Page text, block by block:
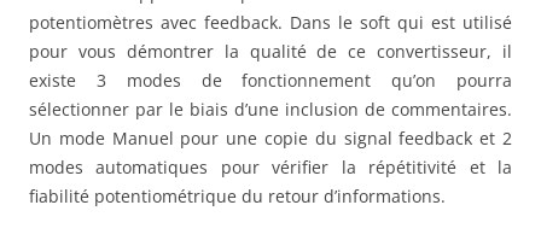
potentiomètres avec feedback. Dans le soft qui est utilisé
pour vous démontrer la qualité de ce convertisseur, il
existe 3 modes de fonctionnement qu’on pourra
sélectionner par le biais d’une inclusion de commentaires.
Un mode Manuel pour une copie du signal feedback et 2
modes automatiques pour vérifier la répétitivité et la
fiabilité potentiométrique du retour d’informations.